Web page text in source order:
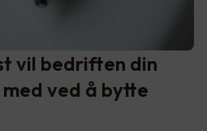
vil bedriften din
ved å bytte